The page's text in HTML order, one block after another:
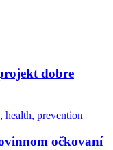
dobre
očkovaní